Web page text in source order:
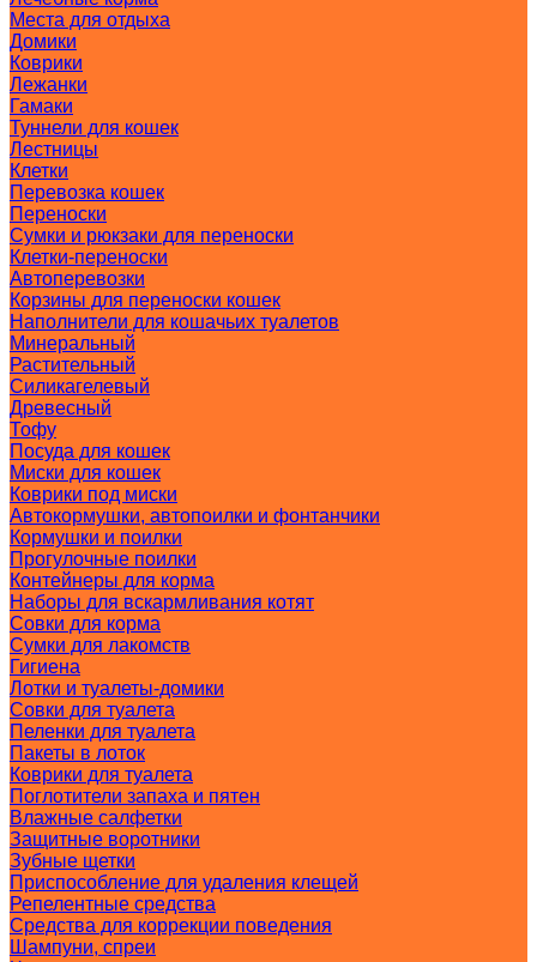
Места для отдыха
Домики
Коврики
Лежанки
Гамаки
Туннели для кошек
Лестницы
Клетки
Перевозка кошек
Переноски
Сумки и рюкзаки для переноски
Клетки-переноски
Автоперевозки
Корзины для переноски кошек
Наполнители для кошачьих туалетов
Минеральный
Растительный
Силикагелевый
Древесный
Тофу
Посуда для кошек
Миски для кошек
Коврики под миски
Автокормушки, автопоилки и фонтанчики
Кормушки и поилки
Прогулочные поилки
Контейнеры для корма
Наборы для вскармливания котят
Совки для корма
Сумки для лакомств
Гигиена
Лотки и туалеты-домики
Совки для туалета
Пеленки для туалета
Пакеты в лоток
Коврики для туалета
Поглотители запаха и пятен
Влажные салфетки
Защитные воротники
Зубные щетки
Приспособление для удаления клещей
Репелентные средства
Средства для коррекции поведения
Шампуни, спреи